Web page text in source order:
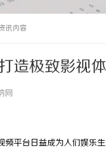
讯内容
造极致影视
网
频平台日益成为人们娱乐